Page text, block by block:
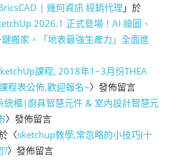
| 幾何資訊 經銷代理 」於
2026.1 正式登場！AI 繪圖、
搬家，「地表最強生產力」全面進
課程, 2018年1~3月份THEA
程表公佈,歡迎報名~〉發佈留言
統櫃|廚具智慧元件 & 室內設計智慧元
〉發佈留言
〈sketchup教學,常忽略的小技巧(十
?〉發佈留言